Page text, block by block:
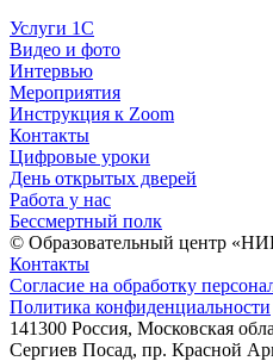
Услуги 1C
Видео и фото
Интервью
Мероприятия
Инструкция к Zoom
Контакты
Цифровые уроки
День открытых дверей
Работа у нас
Бессмертный полк
© Образовательный центр
Контакты
Согласие на обработку
Политика конфиденциальности
141300 Россия, Московская
Сергиев Посад, пр. Красной